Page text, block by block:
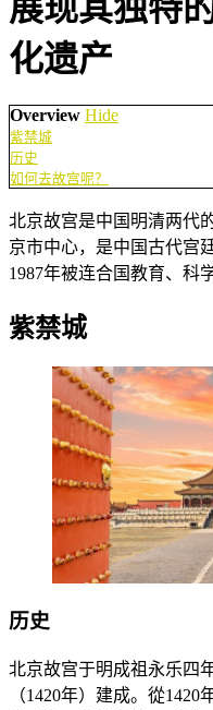
展现其独特
化遗产
Overview Hide
紫禁城
历史
如何去故宫呢？
北京故宫是中国明清两代
京市中心，是中国古代宫
1987年被连合国教育、科
紫禁城
历史
北京故宫于明成祖永乐四
（1420年）建成。從